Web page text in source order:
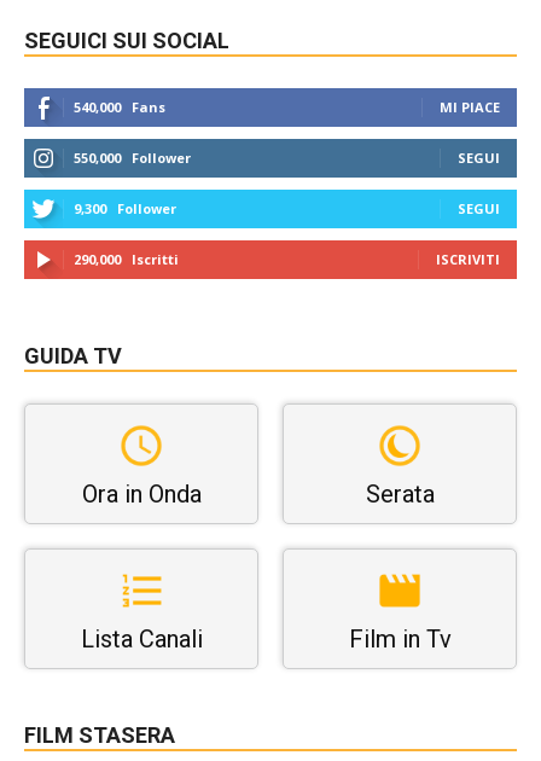
SEGUICI SUI SOCIAL
540,000 Fans MI PIACE
550,000 Follower SEGUI
9,300 Follower SEGUI
290,000 Iscritti ISCRIVITI
GUIDA TV
Ora in Onda Serata
Lista Canali Film in Tv
FILM STASERA